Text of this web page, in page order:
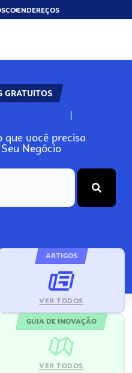
ENDEREÇOS
GRATUITOS
N
que você precisa
Negócio
ARTIGOS
VER TODOS
GUIA DE INOVAÇÃO
VER TODOS